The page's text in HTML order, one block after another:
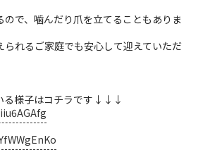
で、噛んだり爪を立てることもありま
られるご家庭でも安心して迎えていただ
様子はコチラです↓↓↓